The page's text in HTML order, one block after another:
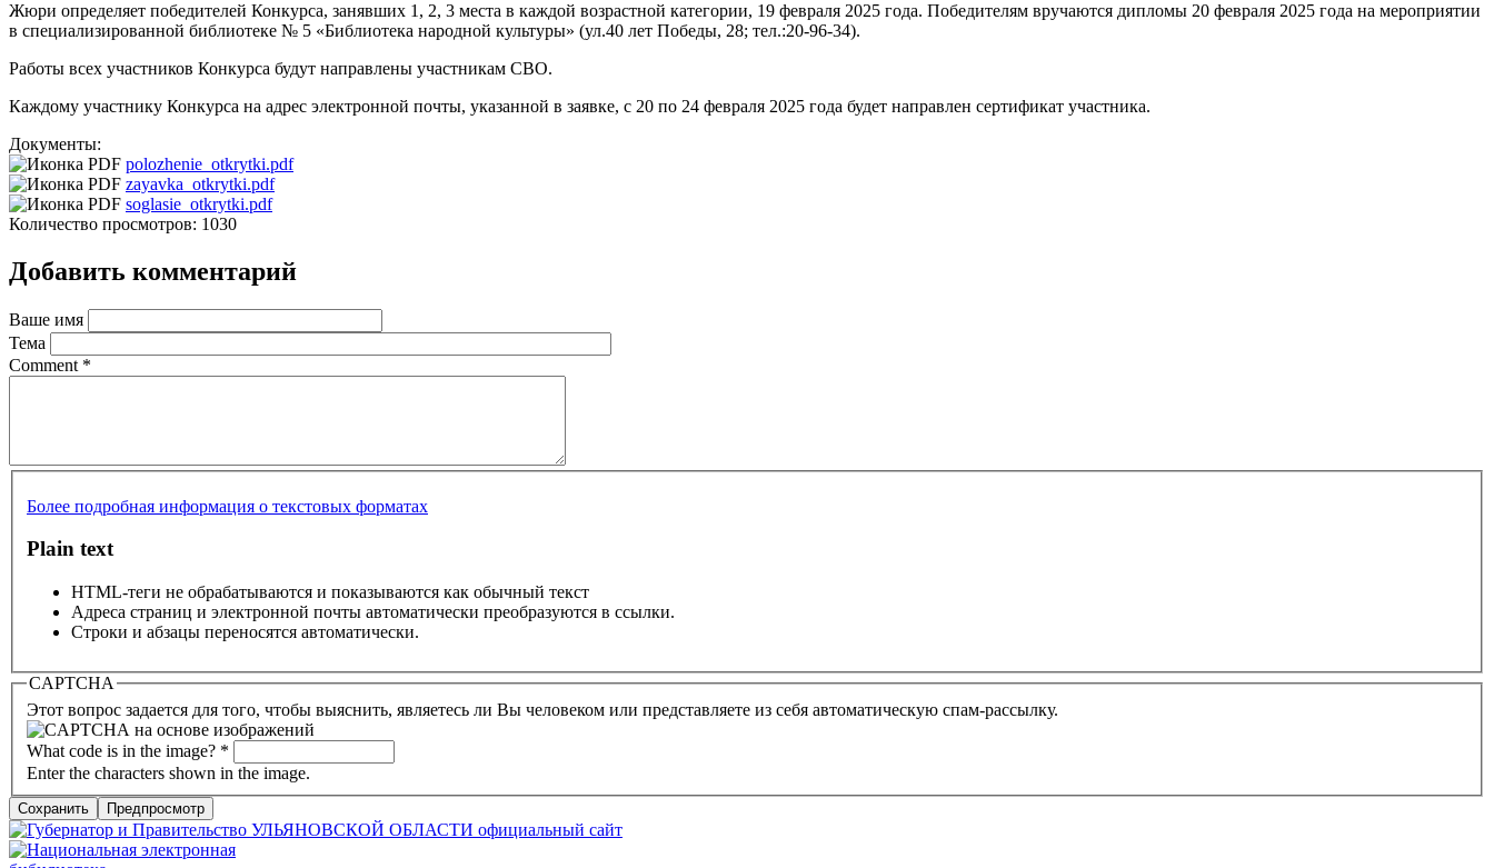
Жюри определяет победителей Конкурса, занявших 1, 2, 3 места в каждой возрастной категории, 19 февраля 2025 года. Победителям вручаются дипломы 20 февраля 2025 года на мероприятии
в специализированной библиотеке № 5 «Библиотека народной культуры» (ул.40 лет Победы, 28; тел.:20-96-34).
Работы всех участников Конкурса будут направлены участникам СВО.
Каждому участнику Конкурса на адрес электронной почты, указанной в заявке, с 20 по 24 февраля 2025 года будет направлен сертификат участника.
Документы:
polozhenie_otkrytki.pdf
zayavka_otkrytki.pdf
soglasie_otkrytki.pdf
Количество просмотров: 1030
Добавить комментарий
Ваше имя
Тема
Comment *
Более подробная информация о текстовых форматах
Plain text
HTML-теги не обрабатываются и показываются как обычный текст
Адреса страниц и электронной почты автоматически преобразуются в ссылки.
Строки и абзацы переносятся автоматически.
CAPTCHA
Этот вопрос задается для того, чтобы выяснить, являетесь ли Вы человеком или представляете из себя автоматическую спам-рассылку.
What code is in the image? *
Enter the characters shown in the image.